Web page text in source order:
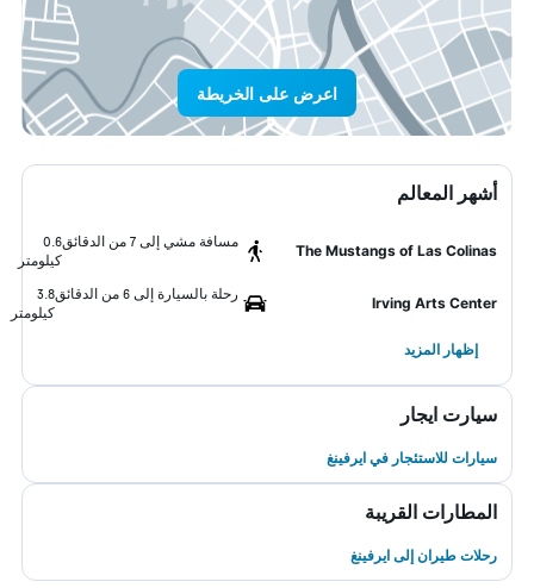
اعرض على الخريطة
أشهر المعالم
The Mustangs of Las Colinas
مسافة مشي إلى 7 من الدقائق
0.6
كيلومتر
Irving Arts Center
رحلة بالسيارة إلى 6 من الدقائق
3.8
كيلومتر
إظهار المزيد
سيارت ايجار
سيارات للاستئجار في ايرفينغ
المطارات القريبة
رحلات طيران إلى ايرفينغ